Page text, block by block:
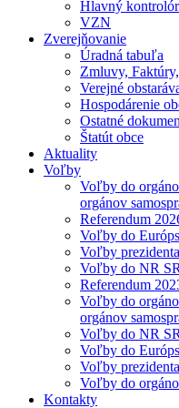
Hlavný
VZN
Zverejňovanie
Úradná tabuľa
Zmluvy,
Verejné
Hospodárenie
Ostatné
Štatút obce
Aktuality
Voľby
Voľby do
orgánov
Referendum
Voľby do
Voľby
Voľby do NR
Referendum
Voľby do
orgánov
Voľby do NR
Voľby do
Voľby
Voľby do
Kontakty